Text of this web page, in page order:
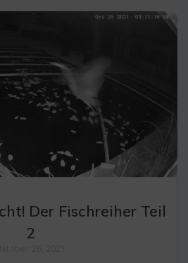
Der Fischreiher Teil
2